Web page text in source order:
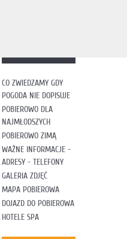
CO ZWIEDZAMY GDY
POGODA NIE DOPISUJE
POBIEROWO DLA
NAJMŁODSZYCH
POBIEROWO ZIMĄ
WAŻNE INFORMACJE -
ADRESY - TELEFONY
GALERIA ZDJĘĆ
MAPA POBIEROWA
DOJAZD DO POBIEROWA
HOTELE SPA